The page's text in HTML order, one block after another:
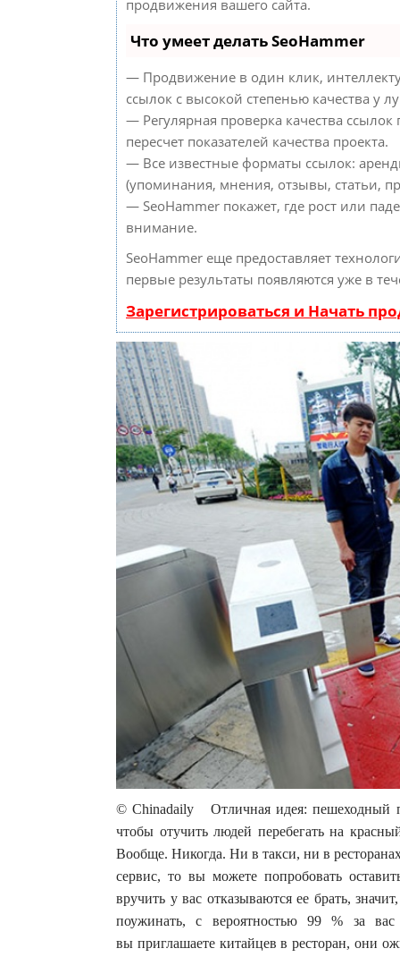
продвижения вашего сайта.
Что умеет делать SeoHammer
— Продвижение в один клик,
ссылок с высокой степенью качества у
— Регулярная проверка качества
пересчет показателей качества проекта.
— Все известные форматы ссылок:
(упоминания, мнения, отзывы, статьи,
— SeoHammer покажет, где рост или
внимание.
SeoHammer еще предоставляет
первые результаты появляются уже в
Зарегистрироваться и Начать
© Chinadaily Отличная идея: пешеходный
чтобы отучить людей перебегать на
Вообще. Никогда. Ни в такси, ни в
сервис, то вы можете попробовать
вручить у вас отказываются ее брать,
поужинать, с вероятностью 99 % за
вы приглашаете китайцев в ресторан, они